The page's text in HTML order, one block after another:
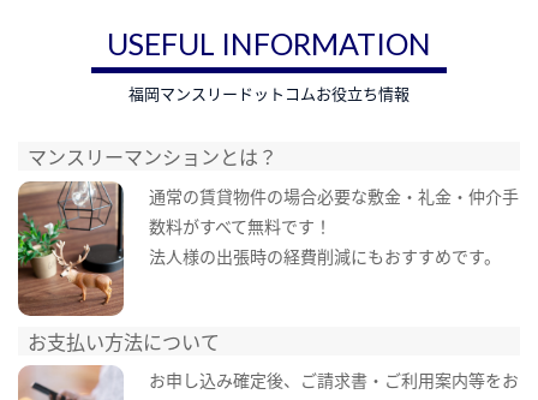
USEFUL INFORMATION
福岡マンスリードットコムお役立ち情報
マンスリーマンションとは？
通常の賃貸物件の場合必要な敷金・礼金・仲介手
数料がすべて無料です！
法人様の出張時の経費削減にもおすすめです。
お支払い方法について
お申し込み確定後、ご請求書・ご利用案内等をお